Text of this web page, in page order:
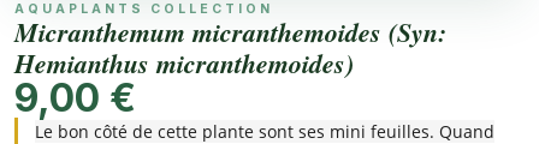
AQUAPLANTS COLLECTION
Micranthemum micranthemoides (Syn:
Hemianthus micranthemoides)
9,00 €
Le bon côté de cette plante sont ses mini feuilles. Quand